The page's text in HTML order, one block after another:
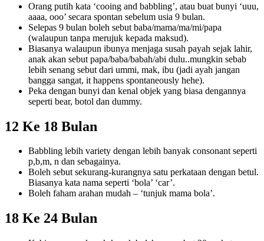
Orang putih kata ‘cooing and babbling’, atau buat bunyi ‘uuu,
aaaa, ooo’ secara spontan sebelum usia 9 bulan.
Selepas 9 bulan boleh sebut baba/mama/ma/mi/papa
(walaupun tanpa merujuk kepada maksud).
Biasanya walaupun ibunya menjaga susah payah sejak lahir,
anak akan sebut papa/baba/babah/abi dulu..mungkin sebab
lebih senang sebut dari ummi, mak, ibu (jadi ayah jangan
bangga sangat, it happens spontaneously hehe).
Peka dengan bunyi dan kenal objek yang biasa dengannya
seperti bear, botol dan dummy.
12 Ke 18 Bulan
Babbling lebih variety dengan lebih banyak consonant seperti
p,b,m, n dan sebagainya.
Boleh sebut sekurang-kurangnya satu perkataan dengan betul.
Biasanya kata nama seperti ‘bola’ ‘car’.
Boleh faham arahan mudah – ‘tunjuk mama bola’.
18 Ke 24 Bulan